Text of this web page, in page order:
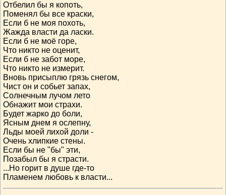
Отбелил бы я копоть,
Поменял бы все краски,
Если б не моя похоть,
Жажда власти да ласки.
Если б не моё горе,
Что никто не оценит,
Если б не забот море,
Что никто не измерит.
Вновь присыплю грязь снегом,
Чист он и собьет запах,
Солнечным лучом лето
Обнажит мои страхи.
Будет жарко до боли,
Ясным днем я ослепну,
Льды моей лихой доли -
Очень хлипкие стены.
Если бы не "бы" эти,
Позабыл бы я страсти.
...Но горит в душе где-то
Пламенем любовь к власти...